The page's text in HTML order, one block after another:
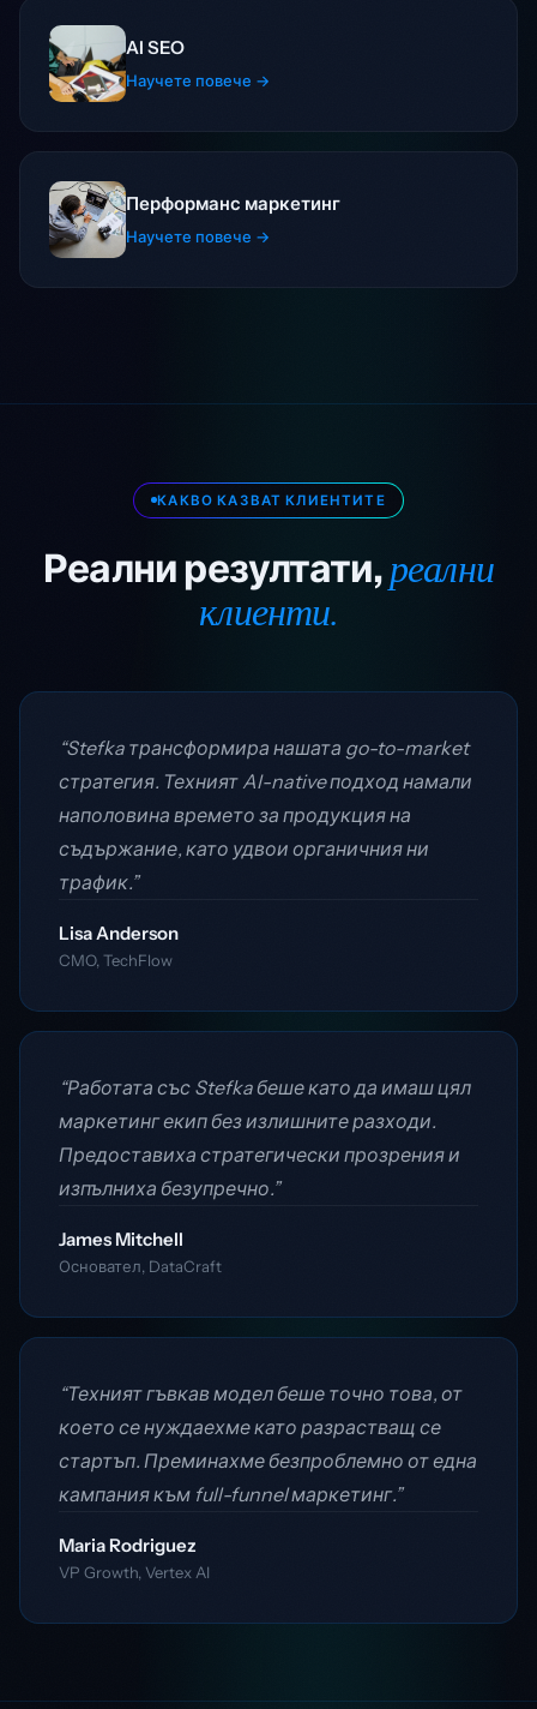
AI SEO
Научете повече →
Перформанс маркетинг
Научете повече →
КАКВО КАЗВАТ КЛИЕНТИТЕ
Реални резултати,реални
клиенти.
“Stefka трансформира нашата go-to-market
стратегия. Техният AI-native подход намали
наполовина времето за продукция на
съдържание, като удвои органичния ни
трафик.”
Lisa Anderson
CMO, TechFlow
“Работата със Stefka беше като да имаш цял
маркетинг екип без излишните разходи.
Предоставиха стратегически прозрения и
изпълниха безупречно.”
James Mitchell
Основател, DataCraft
“Техният гъвкав модел беше точно това, от
което се нуждаехме като разрастващ се
стартъп. Преминахме безпроблемно от една
кампания към full-funnel маркетинг.”
Maria Rodriguez
VP Growth, Vertex AI